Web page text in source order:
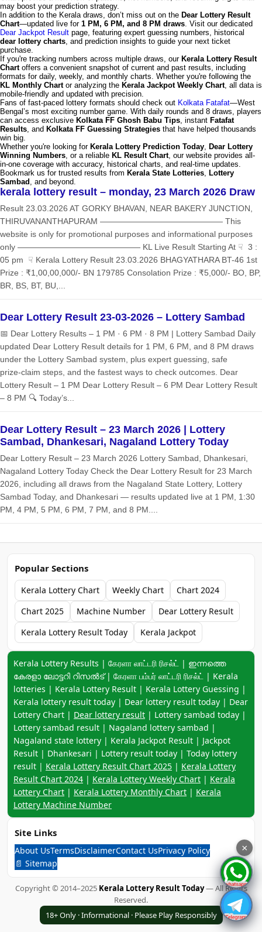
may boost your prediction strategy.
In addition to the Kerala draws, don’t miss out on the Dear Lottery Result
Chart—updated live for 1 PM, 6 PM, and 8 PM draws. Visit our dedicated
Dear Jackpot Result page, featuring expert guessing numbers, historical
dear lottery charts, and prediction insights to guide your next ticket
purchase.
If you're tracking numbers across multiple draws, our Kerala Lottery Result
Chartoffers a convenient snapshot of current and past results, including
formats for daily, weekly, and monthly charts. Whether you're following the
KL Monthly Chartor analyzing the Kerala Jackpot Weekly Chart, all data is
mobile-friendly and updated with precision.
Fans of fast-paced lottery formats should check out Kolkata Fatafat—West
Bengal’s most exciting number game. With daily rounds and 8 draws, players
can access exclusive Kolkata FF Ghosh Babu Tips, instant Fatafat
Results, and Kolkata FF Guessing Strategies that have helped thousands
win big.
Whether you're looking for Kerala Lottery Prediction Today, Dear Lottery
Winning Numbers, or a reliable KL Result Chart, our website provides all-
in-one coverage with accuracy, historical charts, and real-time updates.
Bookmark us for trusted results from Kerala State Lotteries, Lottery
Sambad , and beyond.
kerala lottery result – monday, 23 March 2026 Draw
Result 23.03.2026 AT GORKY BHAVAN, NEAR BAKERY JUNCTION,
THIRUVANANTHAPURAM ——————————————— This
website is only for promotional purposes and informational purposes
only ——————————————— KL Live Result Starting At ☟ 3 :
05 pm ☟ Kerala Lottery Result 23.03.2026 BHAGYATHARA BT-46 1st
Prize : ₹1,00,00,000/- BN 179785 Consolation Prize : ₹5,000/- BO, BP,
BR, BS, BT, BU,...
Dear Lottery Result 23-03-2026 – Lottery Sambad
📅 Dear Lottery Results – 1 PM · 6 PM · 8 PM | Lottery Sambad Daily
updated Dear Lottery Result details for 1 PM, 6 PM, and 8 PM draws
under the Lottery Sambad system, plus expert guessing, safe
prize‑claim steps, and the fastest ways to check outcomes. Dear
Lottery Result – 1 PM Dear Lottery Result – 6 PM Dear Lottery Result
– 8 PM 🔍 Today’s...
Dear Lottery Result – 23 March 2026 | Lottery
Sambad, Dhankesari, Nagaland Lottery Today
Dear Lottery Result – 23 March 2026 Lottery Sambad, Dhankesari,
Nagaland Lottery Today Check the Dear Lottery Result for 23 March
2026, including all draws from the Nagaland State Lottery, Lottery
Sambad Today, and Dhankesari — results updated live at 1 PM, 1:30
PM, 4 PM, 5 PM, 6 PM, 7 PM, and 8 PM....
Popular Sections
Kerala Lottery Chart Weekly Chart
Chart 2024
Chart 2025
Machine Number
Dear Lottery Result
Kerala Lottery Result Today
Kerala Jackpot
Keyword navigation:
Kerala Lottery Results | கேரளா லாட்டரி ரிசல்ட் | ഇന്നത്തെ
കേരളാ ലോട്ടറി റിസൽട് | கேரளா பம்பர் லாட்டரி ரிசல்ட் | Kerala
lotteries | Kerala Lottery Result | Kerala Lottery Guessing |
Kerala lottery result today | Dear lottery result today | Dear
Lottery Chart | Dear lottery result | Lottery sambad today |
Lottery sambad result | Nagaland lottery sambad |
Nagaland state lottery | Kerala Jackpot Result | Jackpot
Result | Dhankesari | Lottery result today | Today lottery
result | Kerala Lottery Result Chart 2025 | Kerala Lottery
Result Chart 2024 | Kerala Lottery Weekly Chart | Kerala
Lottery Chart | Kerala Lottery Monthly Chart | Kerala
Lottery Machine Number
Site Links
About UsTermsDisclaimerContact UsPrivacy Policy
📄 Sitemap
Copyright © 2014–2025 Kerala Lottery Result Today— All Rights
Reserved.
18+ Only · Informational · Please Play Responsibly
×